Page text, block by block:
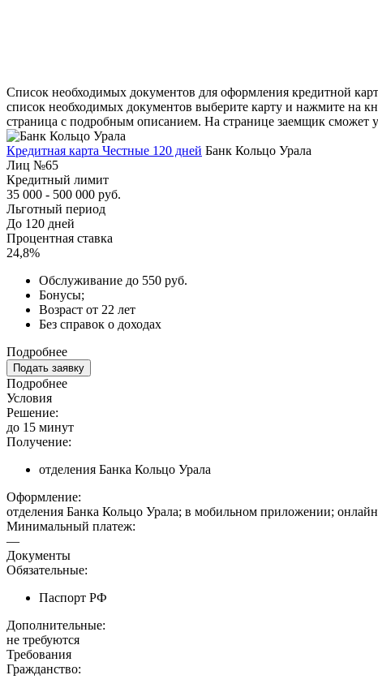
Список необходимых документов для оформления кредитной
список необходимых документов выберите карту и нажмите на
страница с подробным описанием. На странице заемщик сможет
Кредитная карта Честные 120 дней Банк Кольцо Урала
Лиц №65
Кредитный лимит
35 000 - 500 000 руб.
Льготный период
До 120 дней
Процентная ставка
24,8%
Обслуживание до 550 руб.
Бонусы;
Возраст от 22 лет
Без справок о доходах
Подробнее
Подать заявку
Подробнее
Условия
Решение:
до 15 минут
Получение:
отделения Банка Кольцо Урала
Оформление:
отделения Банка Кольцо Урала; в мобильном приложении;
Минимальный платеж:
—
Документы
Обязательные:
Паспорт РФ
Дополнительные:
не требуются
Требования
Гражданство: